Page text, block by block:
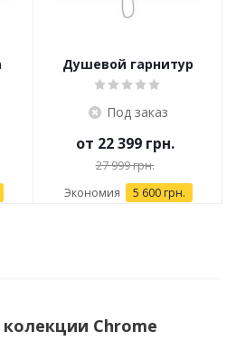
Душевой гарнитур
Ravak TD 091.00/150
Под заказ
от 22 399 грн.
27 999 грн.
Экономия 5 600 грн.
Chrome